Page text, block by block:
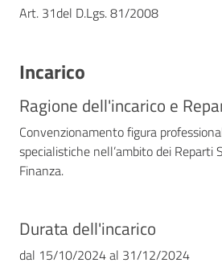
Art. 31del D.Lgs. 81/2008
Incarico
Ragione dell'incarico e
Convenzionamento figura
specialistiche nell’ambito dei Reparti
Finanza.
Durata dell'incarico
dal 15/10/2024al 31/12/2024